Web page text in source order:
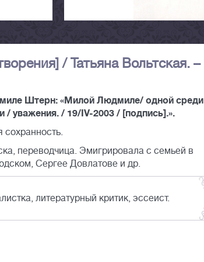
/ Татьяна Вольтская. –
Штерн: «Милой Людмиле/ одной среди
уважения. / 19/IV-2003 / [подпись].».
переводчица. Эмигрировала с семьей в
Сергее Довлатове и др.
литературный критик, эссеист.